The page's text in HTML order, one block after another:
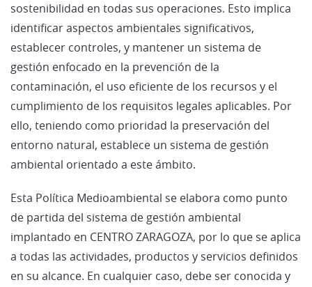
sostenibilidad en todas sus operaciones. Esto implica
identificar aspectos ambientales significativos,
establecer controles, y mantener un sistema de
gestión enfocado en la prevención de la
contaminación, el uso eficiente de los recursos y el
cumplimiento de los requisitos legales aplicables. Por
ello, teniendo como prioridad la preservación del
entorno natural, establece un sistema de gestión
ambiental orientado a este ámbito.
Esta Política Medioambiental se elabora como punto
de partida del sistema de gestión ambiental
implantado en CENTRO ZARAGOZA, por lo que se aplica
a todas las actividades, productos y servicios definidos
en su alcance. En cualquier caso, debe ser conocida y